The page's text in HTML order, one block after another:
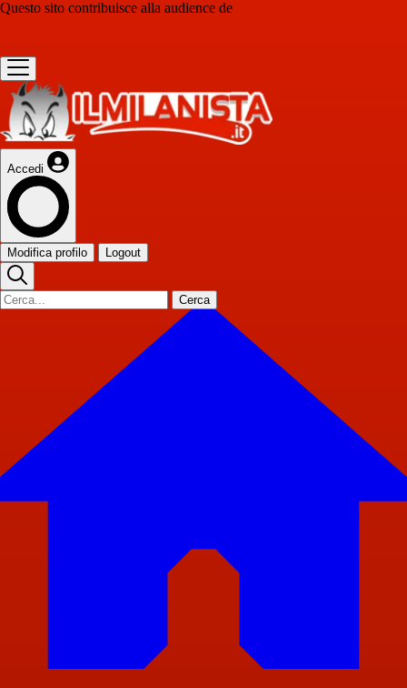
Questo sito contribuisce alla audience de
Accedi
Modifica profilo Logout
Cerca